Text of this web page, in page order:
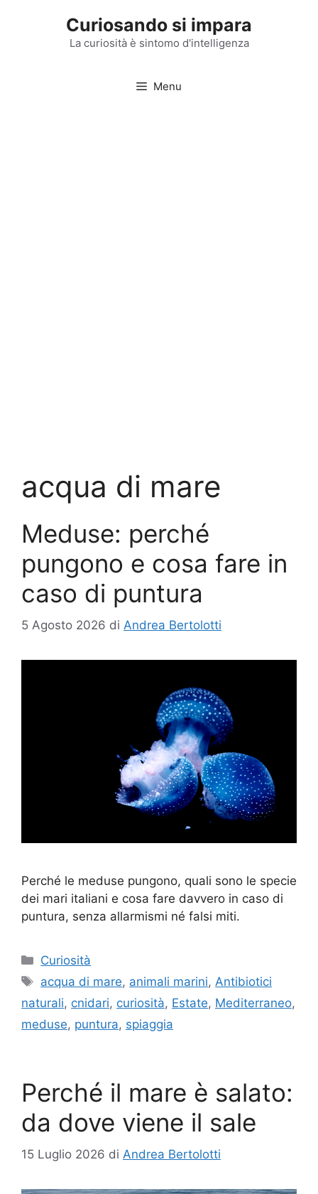
Curiosando si impara
La curiosità è sintomo d'intelligenza
Menu
acqua di mare
Meduse: perché
pungono e cosa fare in
caso di puntura
5 Agosto 2026 di Andrea Bertolotti
Perché le meduse pungono, quali sono le specie
dei mari italiani e cosa fare davvero in caso di
puntura, senza allarmismi né falsi miti.
Categorie
Curiosità
Tag
acqua di mare, animali marini,Antibiotici
naturali, cnidari, curiosità, Estate, Mediterraneo,
meduse, puntura, spiaggia
Perché il mare è salato:
da dove viene il sale
15 Luglio 2026 di Andrea Bertolotti